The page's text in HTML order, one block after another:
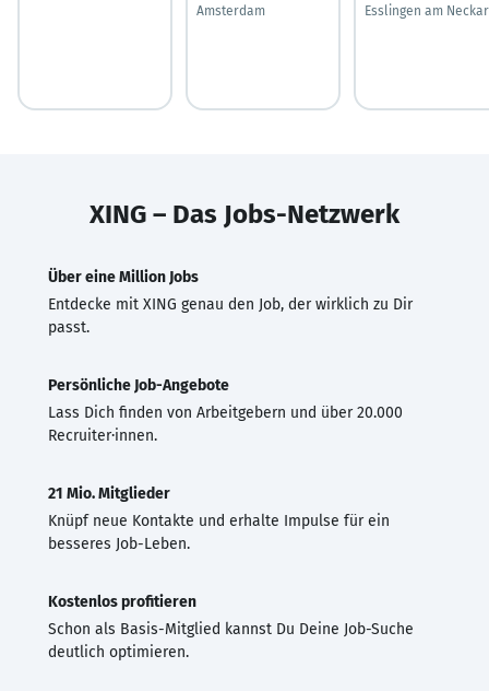
Amsterdam
Esslingen am Neckar
XING – Das Jobs-Netzwerk
Über eine Million Jobs
Entdecke mit XING genau den Job, der wirklich zu Dir
passt.
Persönliche Job-Angebote
Lass Dich finden von Arbeitgebern und über 20.000
Recruiter·innen.
21 Mio. Mitglieder
Knüpf neue Kontakte und erhalte Impulse für ein
besseres Job-Leben.
Kostenlos profitieren
Schon als Basis-Mitglied kannst Du Deine Job-Suche
deutlich optimieren.